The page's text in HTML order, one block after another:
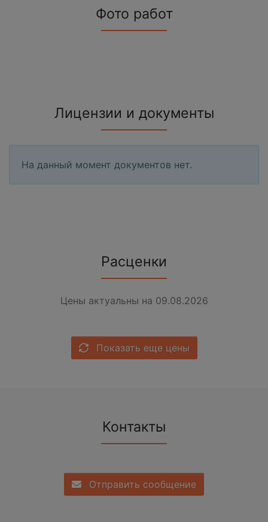
Фото работ
Лицензии и документы
На данный момент документов нет.
Расценки
Цены актуальны на 09.08.2026
Показать еще цены
Контакты
Отправить сообщение